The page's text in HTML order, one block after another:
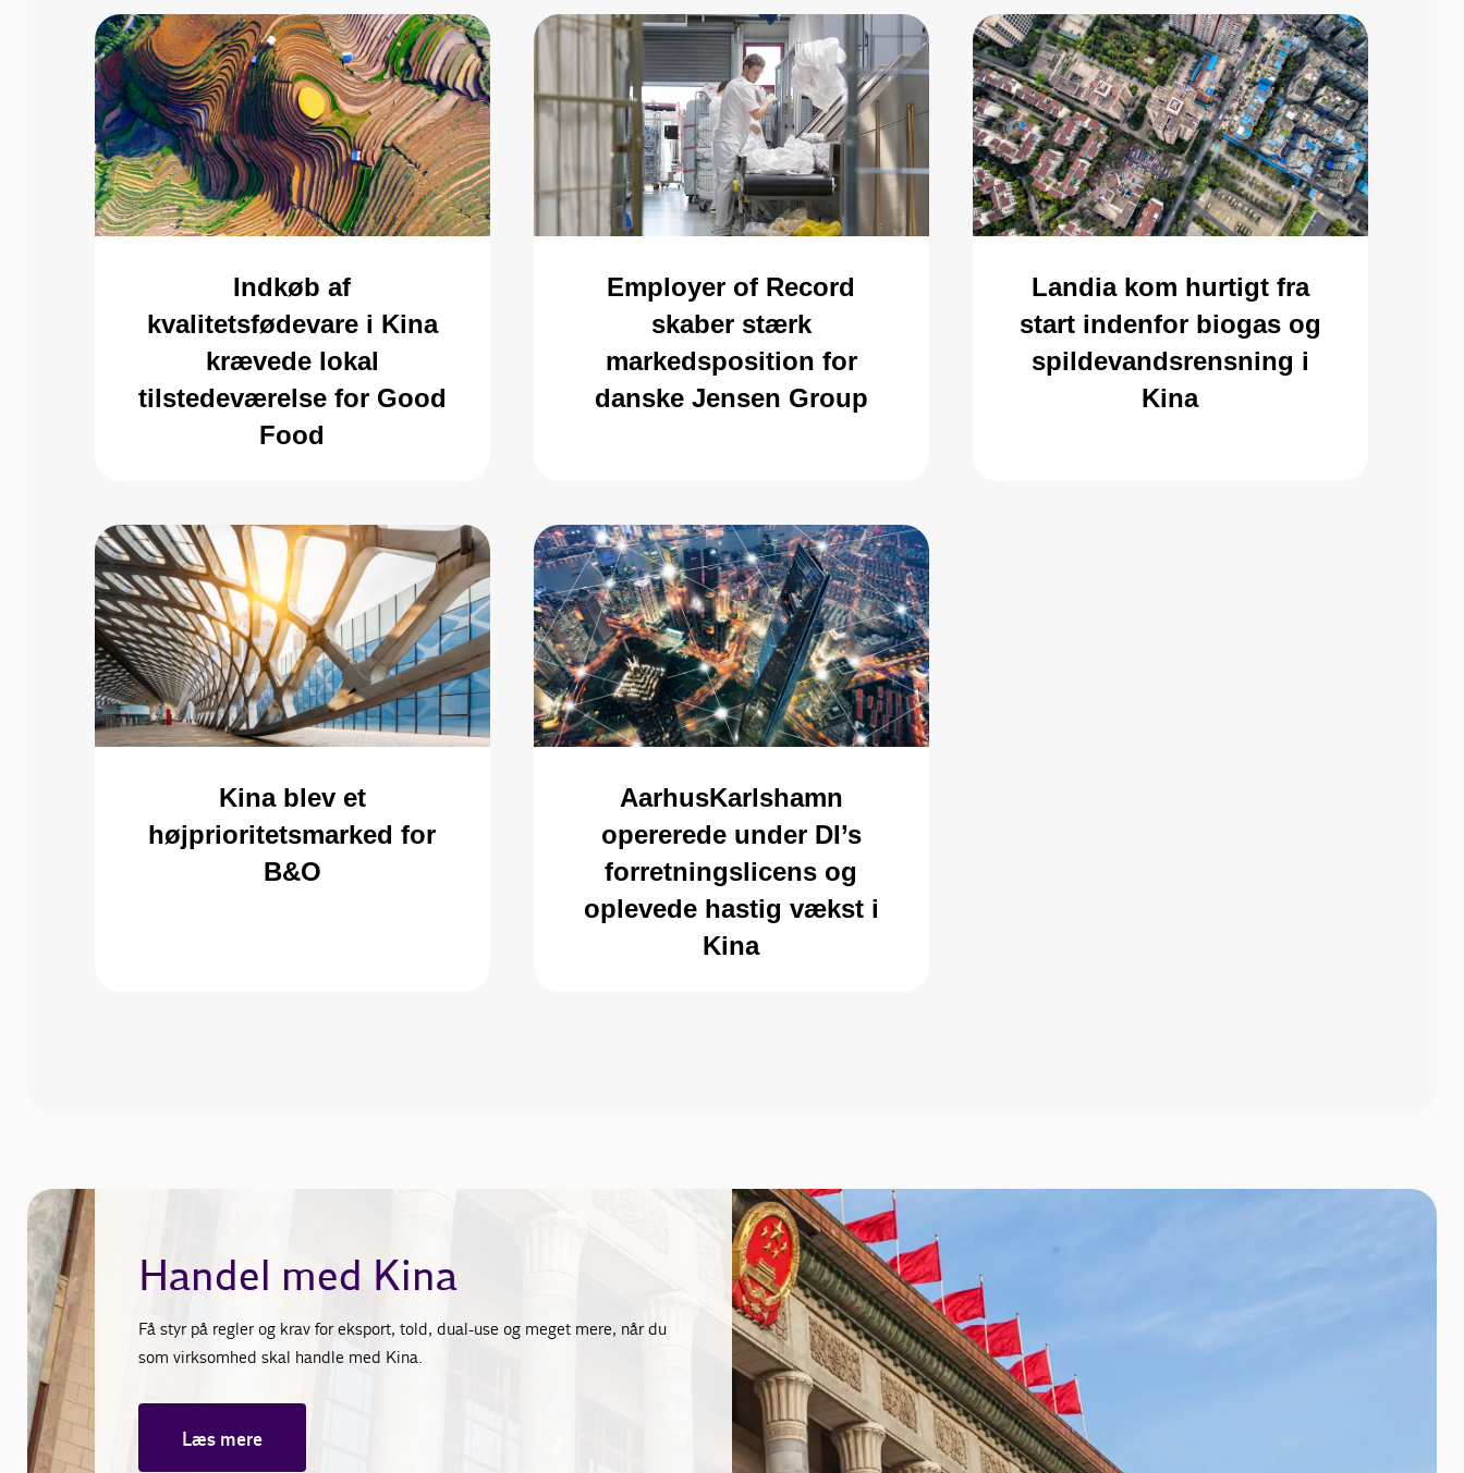
Indkøb af
kvalitetsfødevare i Kina
krævede lokal
tilstedeværelse for Good
Food
Employer of Record
skaber stærk
markedsposition for
danske Jensen Group
Landia kom hurtigt fra
start indenfor biogas og
spildevandsrensning i
Kina
Kina blev et
højprioritetsmarked for
B&O
AarhusKarlshamn
opererede under DI’s
forretningslicens og
oplevede hastig vækst i
Kina
Handel med Kina
Få styr på regler og krav for eksport, told, dual-use og meget mere, når du
som virksomhed skal handle med Kina.
Læs mere